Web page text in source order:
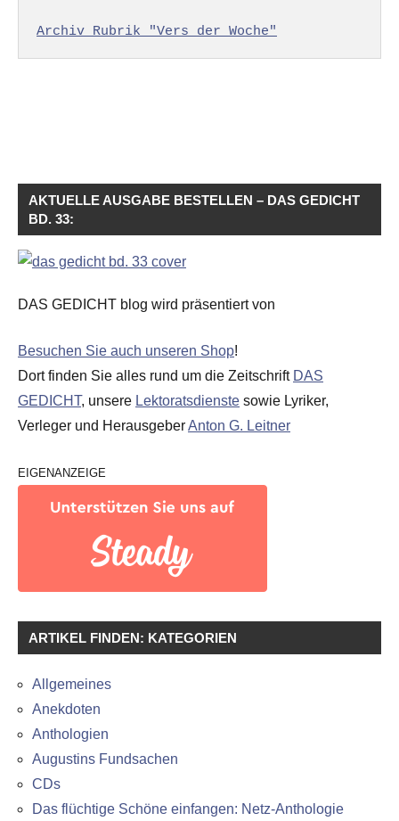
Archiv Rubrik "Vers der Woche"
AKTUELLE AUSGABE BESTELLEN – DAS GEDICHT
BD. 33:
DAS GEDICHT blog wird präsentiert von
Besuchen Sie auch unseren Shop!
Dort finden Sie alles rund um die Zeitschrift DAS
GEDICHT, unsere Lektoratsdienste sowie Lyriker,
Verleger und HerausgeberAnton G. Leitner
EIGENANZEIGE
ARTIKEL FINDEN: KATEGORIEN
Allgemeines
Anekdoten
Anthologien
Augustins Fundsachen
CDs
Das flüchtige Schöne einfangen: Netz-Anthologie